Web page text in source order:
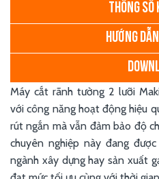
THÔNG SỐ
HƯỚNG
Máy cắt rãnh tường 2 lưỡi
với công năng hoạt động hiệu
rút ngắn mà vẫn đảm bảo độ
chuyên nghiệp này đang
ngành xây dựng hay sản xuất